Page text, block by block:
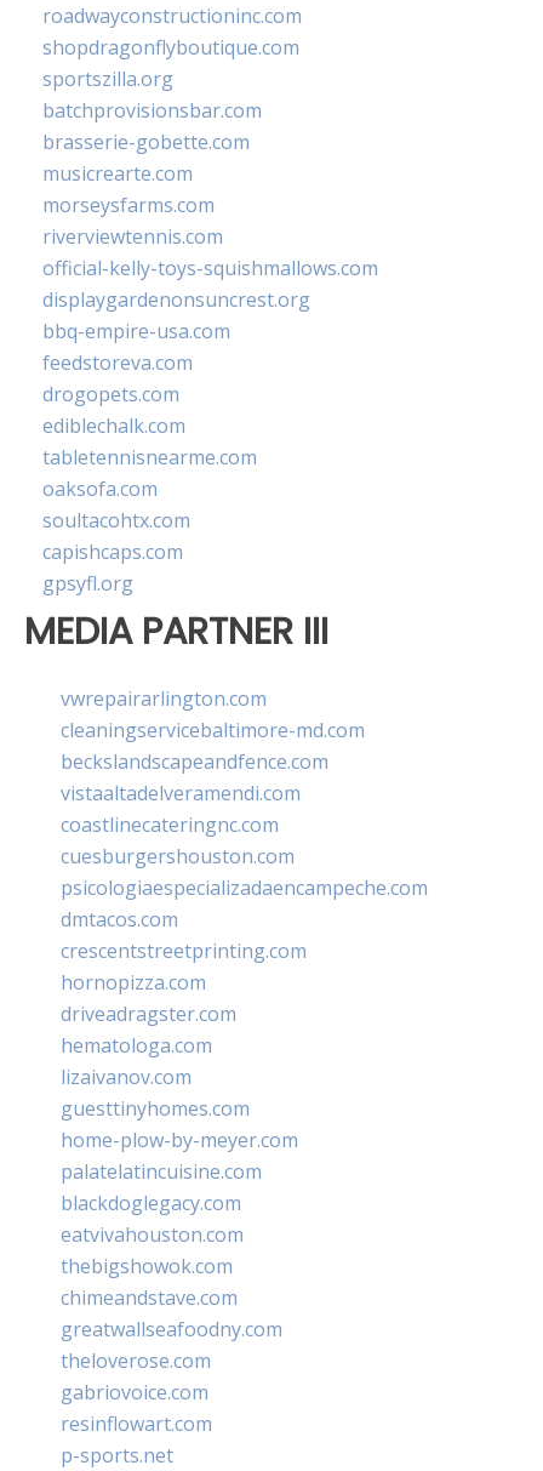
roadwayconstructioninc.com
shopdragonflyboutique.com
sportszilla.org
batchprovisionsbar.com
brasserie-gobette.com
musicrearte.com
morseysfarms.com
riverviewtennis.com
official-kelly-toys-squishmallows.com
displaygardenonsuncrest.org
bbq-empire-usa.com
feedstoreva.com
drogopets.com
ediblechalk.com
tabletennisnearme.com
oaksofa.com
soultacohtx.com
capishcaps.com
gpsyfl.org
MEDIA PARTNER III
vwrepairarlington.com
cleaningservicebaltimore-md.com
beckslandscapeandfence.com
vistaaltadelveramendi.com
coastlinecateringnc.com
cuesburgershouston.com
psicologiaespecializadaencampeche.com
dmtacos.com
crescentstreetprinting.com
hornopizza.com
driveadragster.com
hematologa.com
lizaivanov.com
guesttinyhomes.com
home-plow-by-meyer.com
palatelatincuisine.com
blackdoglegacy.com
eatvivahouston.com
thebigshowok.com
chimeandstave.com
greatwallseafoodny.com
theloverose.com
gabriovoice.com
resinflowart.com
p-sports.net